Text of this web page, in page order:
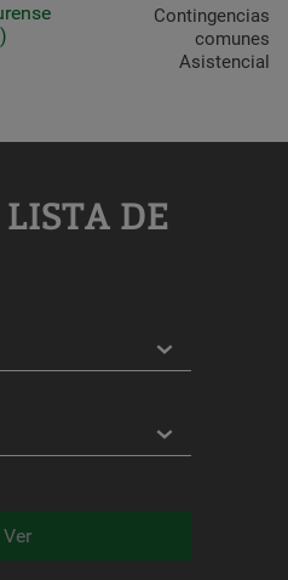
Contingencias
comunes
Asistencial
DE
Ver